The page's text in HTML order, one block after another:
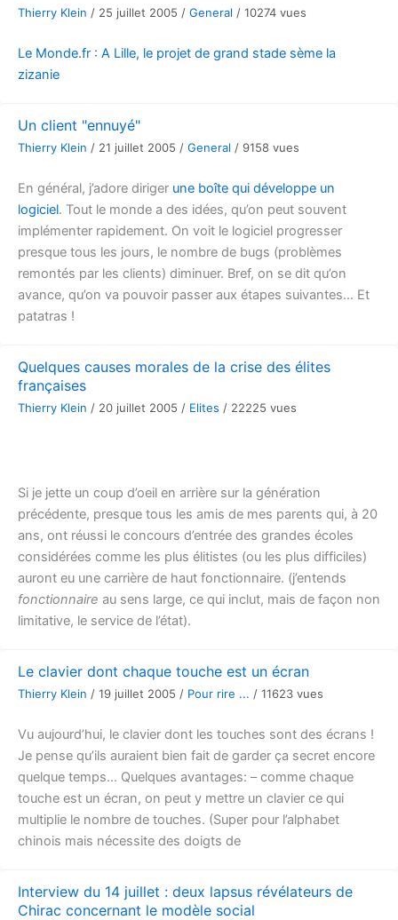
Thierry Klein / 25 juillet 2005 / General / 10274 vues
Le Monde.fr : A Lille, le projet de grand stade sème la
zizanie
Un client "ennuyé"
Thierry Klein / 21 juillet 2005 / General / 9158 vues
En général, j’adore diriger une boîte qui développe un
logiciel. Tout le monde a des idées, qu’on peut souvent
implémenter rapidement. On voit le logiciel progresser
presque tous les jours, le nombre de bugs (problèmes
remontés par les clients) diminuer. Bref, on se dit qu’on
avance, qu’on va pouvoir passer aux étapes suivantes… Et
patatras !
Quelques causes morales de la crise des élites
françaises
Thierry Klein / 20 juillet 2005 / Elites / 22225 vues
Si je jette un coup d’oeil en arrière sur la génération
précédente, presque tous les amis de mes parents qui, à 20
ans, ont réussi le concours d’entrée des grandes écoles
considérées comme les plus élitistes (ou les plus difficiles)
auront eu une carrière de haut fonctionnaire. (j’entends
fonctionnaire au sens large, ce qui inclut, mais de façon non
limitative, le service de l’état).
Le clavier dont chaque touche est un écran
Thierry Klein / 19 juillet 2005 / Pour rire ... / 11623 vues
Vu aujourd’hui, le clavier dont les touches sont des écrans !
Je pense qu’ils auraient bien fait de garder ça secret encore
quelque temps… Quelques avantages: – comme chaque
touche est un écran, on peut y mettre un clavier ce qui
multiplie le nombre de touches. (Super pour l’alphabet
chinois mais nécessite des doigts de
Interview du 14 juillet : deux lapsus révélateurs de
Chirac concernant le modèle social